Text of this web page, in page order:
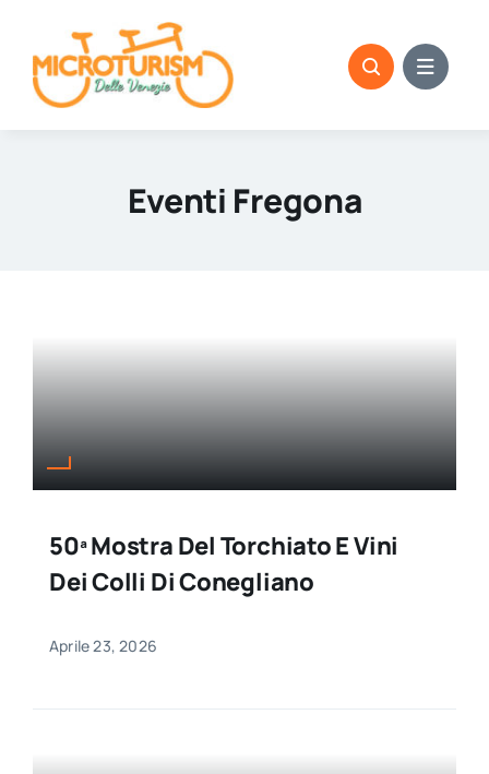
content
Eventi Fregona
50ª Mostra Del Torchiato E Vini
Dei Colli Di Conegliano
Aprile 23, 2026